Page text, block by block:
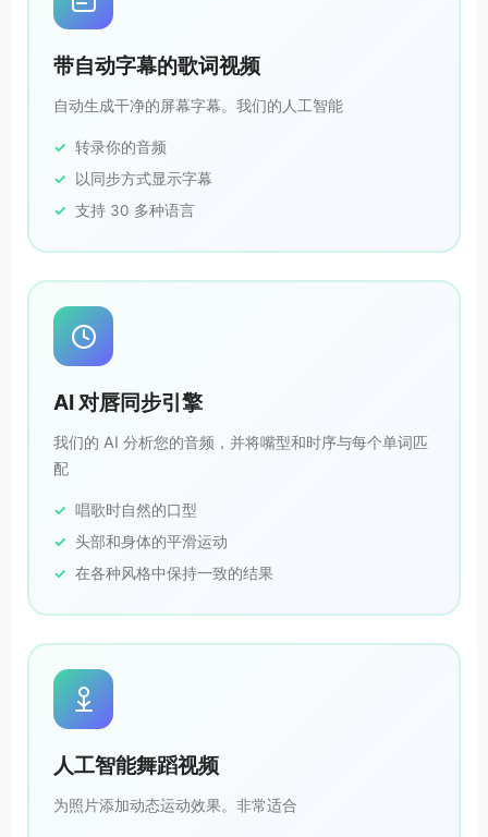
带自动字幕的歌词视频
自动生成干净的屏幕字幕。我们的人工智能
转录你的音频
以同步方式显示字幕
支持 30 多种语言
AI 对唇同步引擎
我们的 AI 分析您的音频，并将嘴型和时序与每个单词匹
配
唱歌时自然的口型
头部和身体的平滑运动
在各种风格中保持一致的结果
人工智能舞蹈视频
为照片添加动态运动效果。非常适合